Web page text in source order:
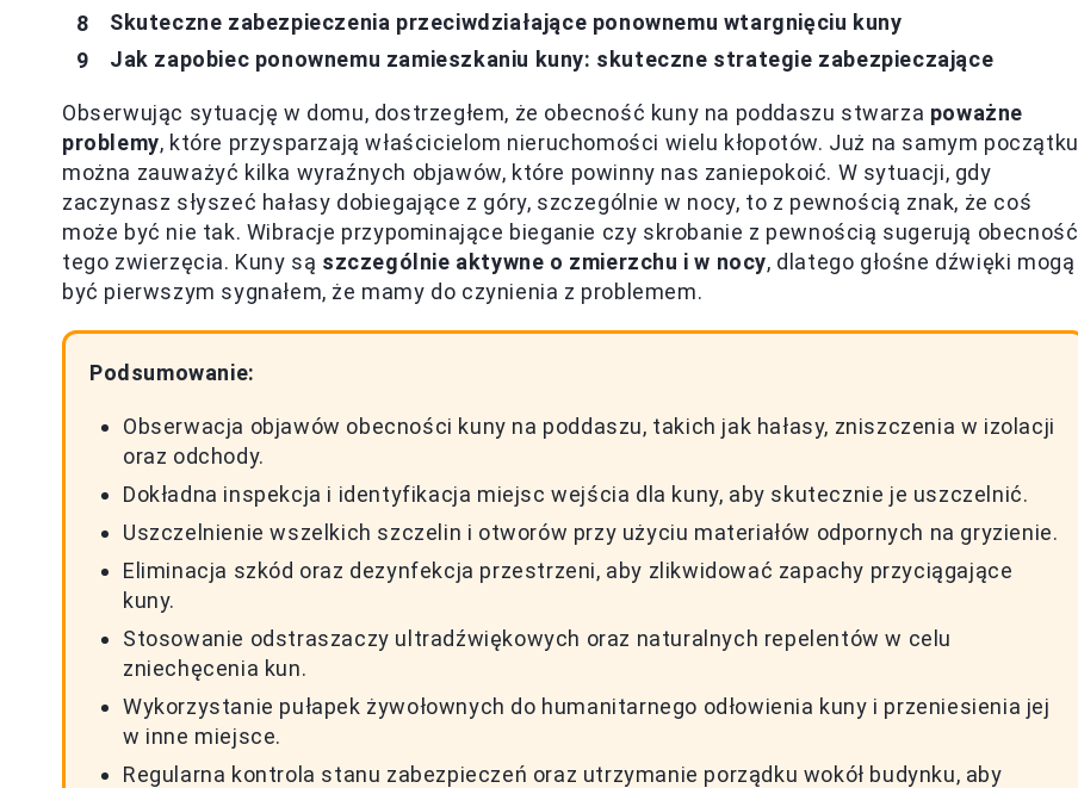
Skuteczne zabezpieczenia przeciwdziałające ponownemu wtargnięciu kuny
Jak zapobiec ponownemu zamieszkaniu kuny: skuteczne strategie zabezpieczające
Obserwując sytuację w domu, dostrzegłem, że obecność kuny na poddaszu stwarza poważne
problemy, które przysparzają właścicielom nieruchomości wielu kłopotów. Już na samym początku
można zauważyć kilka wyraźnych objawów, które powinny nas zaniepokoić. W sytuacji, gdy
zaczynasz słyszeć hałasy dobiegające z góry, szczególnie w nocy, to z pewnością znak, że coś
może być nie tak. Wibracje przypominające bieganie czy skrobanie z pewnością sugerują obecność
tego zwierzęcia. Kuny są szczególnie aktywne o zmierzchu i w nocy, dlatego głośne dźwięki mogą
być pierwszym sygnałem, że mamy do czynienia z problemem.
Podsumowanie:
Obserwacja objawów obecności kuny na poddaszu, takich jak hałasy, zniszczenia w izolacji
oraz odchody.
Dokładna inspekcja i identyfikacja miejsc wejścia dla kuny, aby skutecznie je uszczelnić.
Uszczelnienie wszelkich szczelin i otworów przy użyciu materiałów odpornych na gryzienie.
Eliminacja szkód oraz dezynfekcja przestrzeni, aby zlikwidować zapachy przyciągające
kuny.
Stosowanie odstraszaczy ultradźwiękowych oraz naturalnych repelentów w celu
zniechęcenia kun.
Wykorzystanie pułapek żywołownych do humanitarnego odłowienia kuny i przeniesienia jej
w inne miejsce.
Regularna kontrola stanu zabezpieczeń oraz utrzymanie porządku wokół budynku, aby